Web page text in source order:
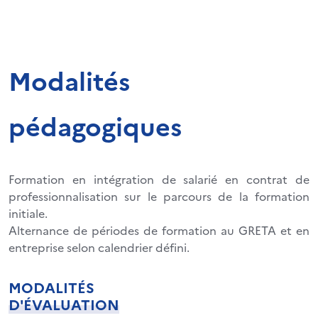
Modalités
pédagogiques
Formation en intégration de salarié en contrat de
professionnalisation sur le parcours de la formation
initiale.
Alternance de périodes de formation au GRETA et en
entreprise selon calendrier défini.
MODALITÉS
D'ÉVALUATION